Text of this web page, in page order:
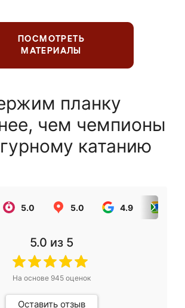
ПОСМОТРЕТЬ
МАТЕРИАЛЫ
планку
чем чемпионы
катанию
5.0 5.0 4.9
5.0 из 5
На основе 945оценок
Оставить отзыв